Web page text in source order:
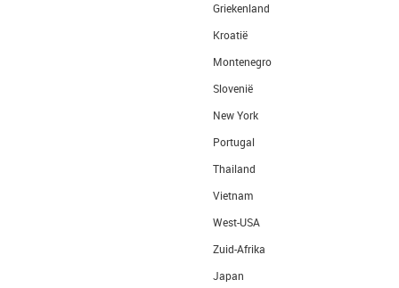
Griekenland
Kroatië
Montenegro
Slovenië
New York
Portugal
Thailand
Vietnam
West-USA
Zuid-Afrika
Japan